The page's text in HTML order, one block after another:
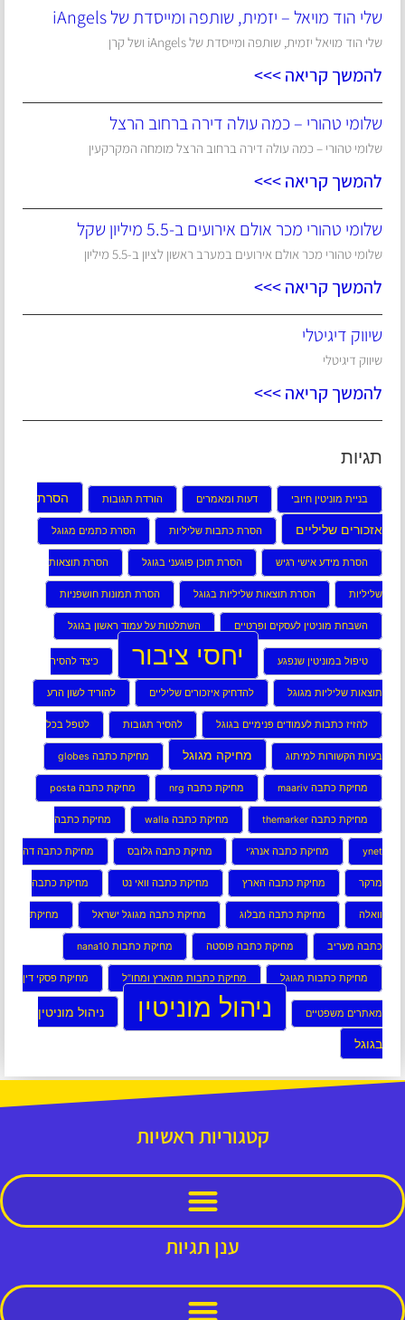
שלי הוד מויאל – יזמית, שותפה ומייסדת של iAngels
שלי הוד מויאל יזמית, שותפה ומייסדת של iAngels ושל קרן
להמשך קריאה >>>
שלומי טהורי – כמה עולה דירה ברחוב הרצל
שלומי טהורי – כמה עולה דירה ברחוב הרצל מומחה המקרקעין
להמשך קריאה >>>
שלומי טהורי מכר אולם אירועים ב-5.5 מיליון שקל
שלומי טהורי מכר אולם אירועים במערב ראשון לציון ב-5.5 מיליון
להמשך קריאה >>>
שיווק דיגיטלי
שיווק דיגיטלי
להמשך קריאה >>>
תגיות
בניית מוניטין חיובי דעות ומאמרים הורדת תגובות הסרת
אזכורים שליליים הסרת כתבות שליליות הסרת כתמים מגוגל
הסרת מידע אישי רגיש הסרת תוכן פוגעני בגוגל הסרת תוצאות
שליליות הסרת תוצאות שליליות בגוגל הסרת תמונות חושפניות
השבחת מוניטין לעסקים ופרטיים השתלטות על עמוד ראשון בגוגל
טיפול במוניטין שנפגע יחסי ציבור כיצד להסיר
תוצאות שליליות מגוגל להדחיק איזכורים שליליים להוריד לשון הרע
להזיז כתבות לעמודים פנימיים בגוגל להסיר תגובות לטפל בכל
בעיות הקשורות למיתוג מחיקה מגוגל מחיקת כתבה globes
מחיקת כתבה maariv מחיקת כתבה nrg מחיקת כתבה posta
מחיקת כתבה themarker מחיקת כתבה walla מחיקת כתבה
ynet מחיקת כתבה אנרג’י מחיקת כתבה גלובס מחיקת כתבה דה
מרקר מחיקת כתבה הארץ מחיקת כתבה וואי נט מחיקת כתבה
וואלה מחיקת כתבה מבלוג מחיקת כתבה מגוגל ישראל מחיקת
כתבה מעריב מחיקת כתבה פוסטה מחיקת כתבות nana10
מחיקת כתבות מגוגל מחיקת כתבות מהארץ ומחו”ל מחיקת פסקי דין
מאתרים משפטיים ניהול מוניטין ניהול מוניטין
בגוגל
קטגוריות ראשיות
ענן תגיות